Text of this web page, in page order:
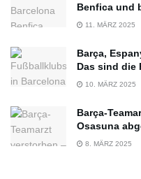
Benfica und
11. MÄRZ 2025
Barça,
Das sind die
10. MÄRZ 2025
Barça-
Osasuna
8. MÄRZ 2025